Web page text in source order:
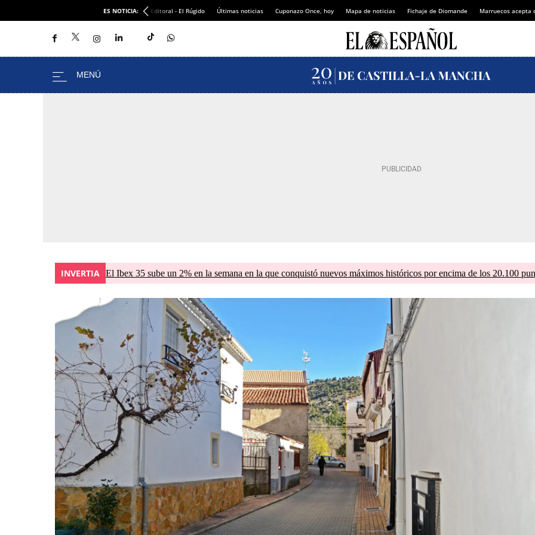
ES NOTICIA: Editoral - El Rúgido Últimas noticias Cuponazo Once, hoy Mapa de noticias Fichaje de Diomande Marruecos acepta
INVERTIA El Ibex 35 sube un 2% en la semana en la que conquistó nuevos máximos históricos por encima de los 20.100